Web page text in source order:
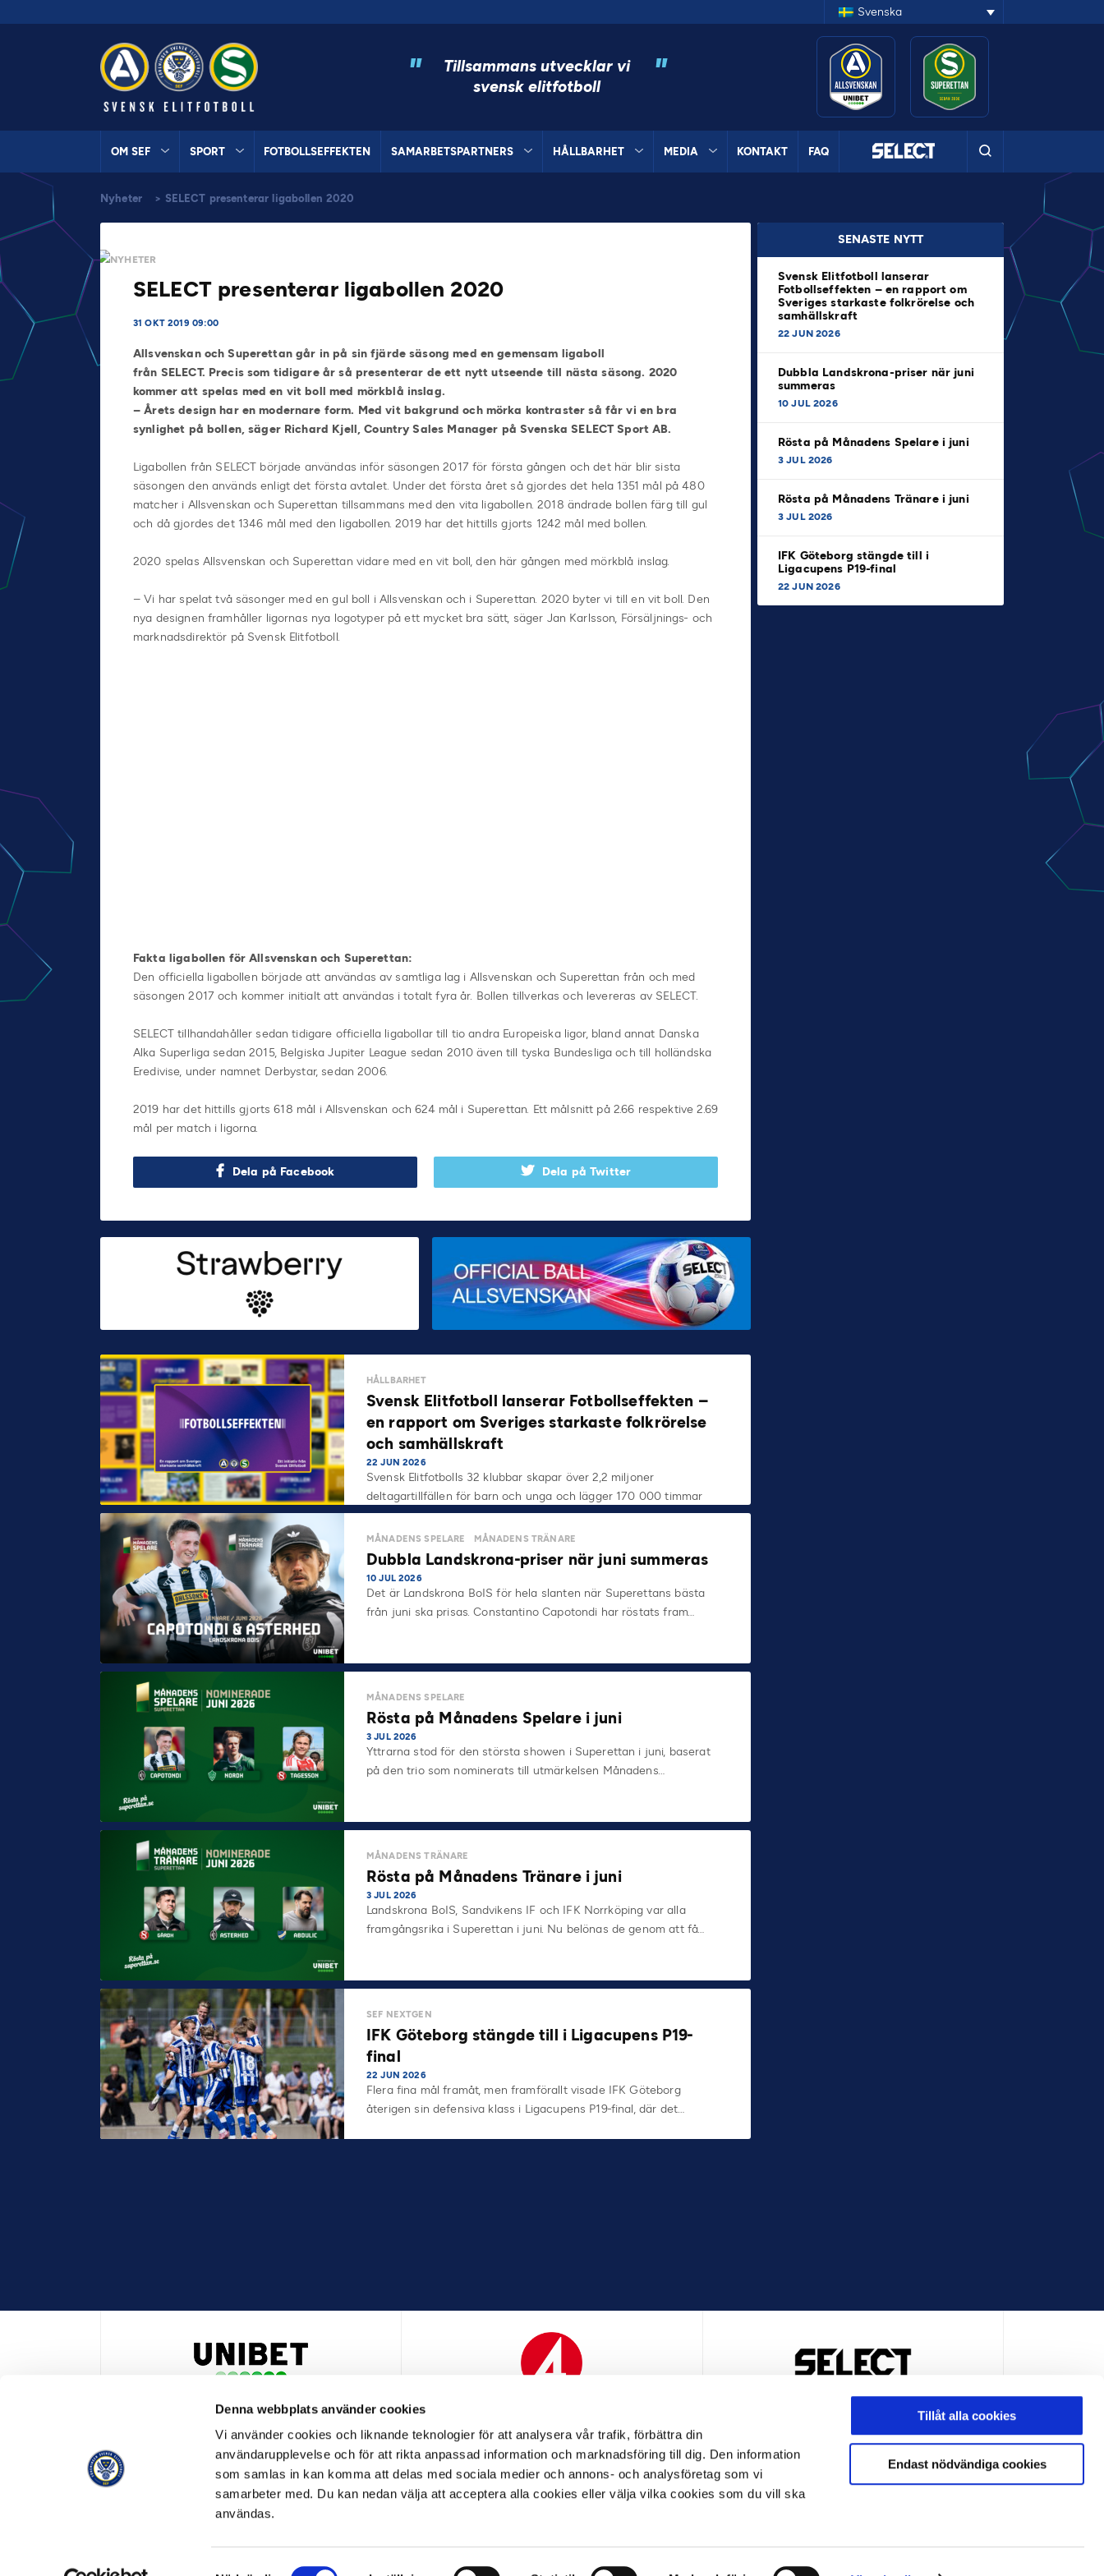
Denna webbplats använder cookies
Vi använder cookies och liknande teknologier för att analysera vår trafik, förbättra din
användarupplevelse och för att rikta anpassad information och marknadsföring till dig. Den information
som samlas in kan komma att delas med sociala medier och annons- och analysföretag som vi
samarbeter med. Du kan nedan välja att acceptera alla cookies eller välja vilka cookies som du vill ska
användas.
Samtyckesval
Tillåt alla cookies
Endast nödvändiga cookies
Svenska
"
Tillsammans utvecklar vi
svensk elitfotboll
"
OM SEF SPORT FOTBOLLSEFFEKTEN SAMARBETSPARTNERS HÅLLBARHET MEDIA KONTAKT FAQ
Nyheter > SELECT presenterar ligabollen 2020
NYHETER
SELECT presenterar ligabollen 2020
31 OKT 2019 09:00
Allsvenskan och Superettan går in på sin fjärde säsong med en gemensam ligaboll
från SELECT. Precis som tidigare år så presenterar de ett nytt utseende till nästa säsong. 2020
kommer att spelas med en vit boll med mörkblå inslag.
– Årets design har en modernare form. Med vit bakgrund och mörka kontraster så får vi en bra
synlighet på bollen, säger Richard Kjell, Country Sales Manager på Svenska SELECT Sport AB.
Ligabollen från SELECT började användas inför säsongen 2017 för första gången och det här blir sista
säsongen den används enligt det första avtalet. Under det första året så gjordes det hela 1351 mål på 480
matcher i Allsvenskan och Superettan tillsammans med den vita ligabollen. 2018 ändrade bollen färg till gul
och då gjordes det 1346 mål med den ligabollen. 2019 har det hittills gjorts 1242 mål med bollen.
2020 spelas Allsvenskan och Superettan vidare med en vit boll, den här gången med mörkblå inslag.
– Vi har spelat två säsonger med en gul boll i Allsvenskan och i Superettan. 2020 byter vi till en vit boll. Den
nya designen framhåller ligornas nya logotyper på ett mycket bra sätt, säger Jan Karlsson, Försäljnings- och
marknadsdirektör på Svensk Elitfotboll.
Fakta ligabollen för Allsvenskan och Superettan:
Den officiella ligabollen började att användas av samtliga lag i Allsvenskan och Superettan från och med
säsongen 2017 och kommer initialt att användas i totalt fyra år. Bollen tillverkas och levereras av SELECT.
SELECT tillhandahåller sedan tidigare officiella ligabollar till tio andra Europeiska ligor, bland annat Danska
Alka Superliga sedan 2015, Belgiska Jupiter League sedan 2010 även till tyska Bundesliga och till holländska
Eredivise, under namnet Derbystar, sedan 2006.
2019 har det hittills gjorts 618 mål i Allsvenskan och 624 mål i Superettan. Ett målsnitt på 2.66 respektive 2.69
mål per match i ligorna.
Dela på Facebook Dela på Twitter
SENASTE NYTT
Svensk Elitfotboll lanserar
Fotbollseffekten – en rapport om
Sveriges starkaste folkrörelse och
samhällskraft
22 JUN 2026
Dubbla Landskrona-priser när juni
summeras
10 JUL 2026
Rösta på Månadens Spelare i juni
3 JUL 2026
Rösta på Månadens Tränare i juni
3 JUL 2026
IFK Göteborg stängde till i
Ligacupens P19-final
22 JUN 2026
HÅLLBARHET
Svensk Elitfotboll lanserar Fotbollseffekten –
en rapport om Sveriges starkaste folkrörelse
och samhällskraft
22 JUN 2026
Svensk Elitfotbolls 32 klubbar skapar över 2,2 miljoner
deltagartillfällen för barn och unga och lägger 170 000 timmar
på…
MÅNADENS SPELARE MÅNADENS TRÄNARE
Dubbla Landskrona-priser när juni summeras
10 JUL 2026
Det är Landskrona BoIS för hela slanten när Superettans bästa
från juni ska prisas. Constantino Capotondi har röstats fram…
MÅNADENS SPELARE
Rösta på Månadens Spelare i juni
3 JUL 2026
Yttrarna stod för den största showen i Superettan i juni, baserat
på den trio som nominerats till utmärkelsen Månadens…
MÅNADENS TRÄNARE
Rösta på Månadens Tränare i juni
3 JUL 2026
Landskrona BoIS, Sandvikens IF och IFK Norrköping var alla
framgångsrika i Superettan i juni. Nu belönas de genom att få…
SEF NEXTGEN
IFK Göteborg stängde till i Ligacupens P19-
final
22 JUN 2026
Flera fina mål framåt, men framförallt visade IFK Göteborg
återigen sin defensiva klass i Ligacupens P19-final, där det…
HUVUDPARTNER OCH PRESENTING PARTNER ALLSVENSKAN